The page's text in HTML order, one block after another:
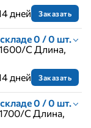
дней Заказать
0 / 0 шт.
C Длина,
дней Заказать
0 / 0 шт.
C Длина,